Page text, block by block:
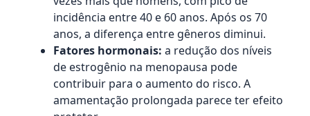
incidência entre 40 e 60 anos. Após os 70
anos, a diferença entre gêneros diminui.
Fatores hormonais: a redução dos níveis
de estrogênio na menopausa pode
contribuir para o aumento do risco. A
amamentação prolongada parece ter efeito